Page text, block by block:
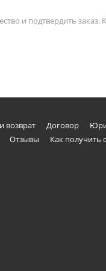
и подтвердить заказ.
возврат Договор
Отзывы Как получить